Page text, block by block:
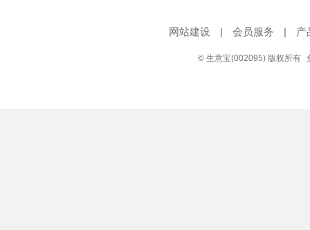
网站建设 | 会员服务 | 产
© 生意宝(002095) 版权所有